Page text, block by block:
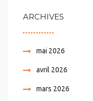
ARCHIVES
mai 2026
avril 2026
mars 2026